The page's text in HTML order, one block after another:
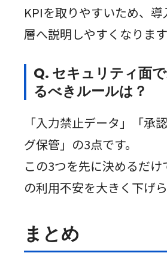
KPIを取りやすいため、
層へ説明しやすくなります
Q. セキュリティ面
るべきルールは？
「入力禁止データ」「承
グ保管」の3点です。
この3つを先に決めるだけ
の利用不安を大きく下げら
まとめ